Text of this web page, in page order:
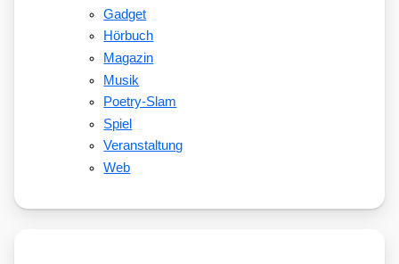
Gadget
Hörbuch
Magazin
Musik
Poetry-Slam
Spiel
Veranstaltung
Web